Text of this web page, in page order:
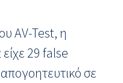
AV-Test, η
29 false
σε